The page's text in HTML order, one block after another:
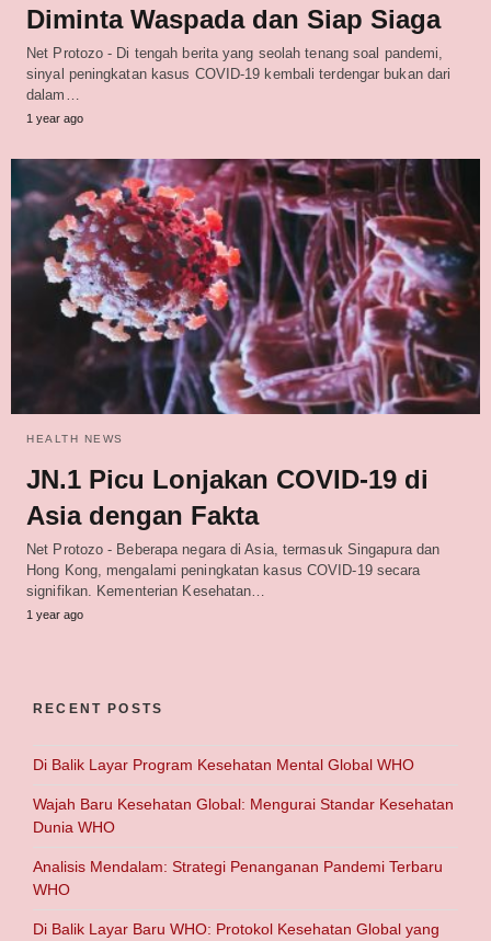
Diminta Waspada dan Siap Siaga
Net Protozo - Di tengah berita yang seolah tenang soal pandemi,
sinyal peningkatan kasus COVID-19 kembali terdengar bukan dari
dalam…
1 year ago
HEALTH NEWS
JN.1 Picu Lonjakan COVID-19 di
Asia dengan Fakta
Net Protozo - Beberapa negara di Asia, termasuk Singapura dan
Hong Kong, mengalami peningkatan kasus COVID-19 secara
signifikan. Kementerian Kesehatan…
1 year ago
RECENT POSTS
Di Balik Layar Program Kesehatan Mental Global WHO
Wajah Baru Kesehatan Global: Mengurai Standar Kesehatan
Dunia WHO
Analisis Mendalam: Strategi Penanganan Pandemi Terbaru
WHO
Di Balik Layar Baru WHO: Protokol Kesehatan Global yang